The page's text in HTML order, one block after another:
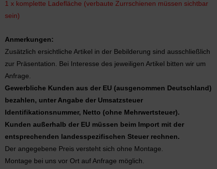
1 x komplette Ladefläche (verbaute Zurrschienen müssen sichtbar
sein)
Anmerkungen:
Zusätzlich ersichtliche Artikel in der Bebilderung sind ausschließlich
zur Präsentation. Bei Interesse des jeweiligen Artikel bitten wir um
Anfrage.
Gewerbliche Kunden aus der EU (ausgenommen Deutschland)
bezahlen, unter Angabe der Umsatzsteuer
Identifikationsnummer, Netto (ohne Mehrwertsteuer).
Kunden außerhalb der EU müssen beim Import mit der
entsprechenden landesspezifischen Steuer rechnen.
Der angegebene Preis versteht sich ohne Montage.
Montage bei uns vor Ort auf Anfrage möglich.